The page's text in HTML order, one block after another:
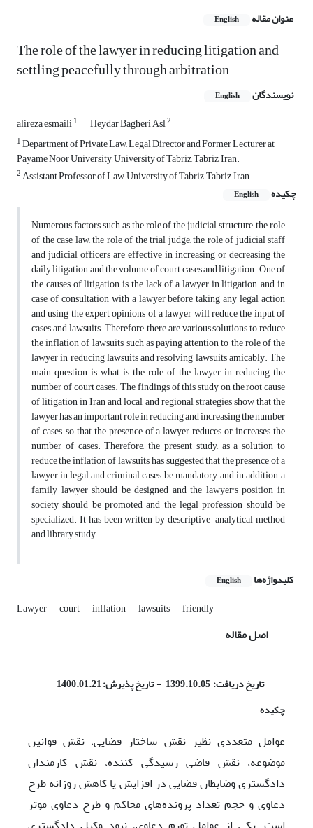
عنوان مقاله English
The role of the lawyer in reducing litigation and
settling peacefully through arbitration
نویسندگان English
alireza esmaili1 Heydar Bagheri Asl2
1Department of Private Law, Legal Director and Former Lecturer at
Payame Noor University, University of Tabriz, Tabriz, Iran.
2Assistant Professor of Law, University of Tabriz, Tabriz, Iran
چکیده
English
Numerous factors such as the role of the judicial structure, the role
of the case law, the role of the trial judge, the role of judicial staff
and judicial officers are effective in increasing or decreasing the
daily litigation and the volume of court cases and litigation. One of
the causes of litigation is the lack of a lawyer in litigation, and in
case of consultation with a lawyer before taking any legal action
and using the expert opinions of a lawyer will reduce the input of
cases and lawsuits. Therefore, there are various solutions to reduce
the inflation of lawsuits, such as paying attention to the role of the
lawyer in reducing lawsuits and resolving lawsuits amicably. The
main question is what is the role of the lawyer in reducing the
number of court cases. The findings of this study on the root cause
of litigation in Iran and local and regional strategies show that the
lawyer has an important role in reducing and increasing the number
of cases, so that the presence of a lawyer reduces or increases the
number of cases. Therefore, the present study, as a solution to
reduce the inflation of lawsuits, has suggested that the presence of a
lawyer in legal and criminal cases be mandatory, and in addition, a
family lawyer should be designed and the lawyer's position in
society should be promoted and the legal profession should be
specialized. It has been written by descriptive-analytical method
and library study.
کلیدواژه‌ها English
Lawyer court inflation lawsuits friendly
اصل مقاله
تاریخ دریافت: 1399.10.05 - تاریخ پذیرش: 1400.01.21
چکیده
عوامل متعددی نظیر نقش ساختار قضایی، نقش قوانین
موضوعه، نقش قاضی رسیدگی کننده، نقش کارمندان
دادگستری وضابطان قضایی در افزایش یا کاهش روزانه طرح
دعاوی و حجم تعداد پرونده‌های محاکم و طرح دعاوی موثر